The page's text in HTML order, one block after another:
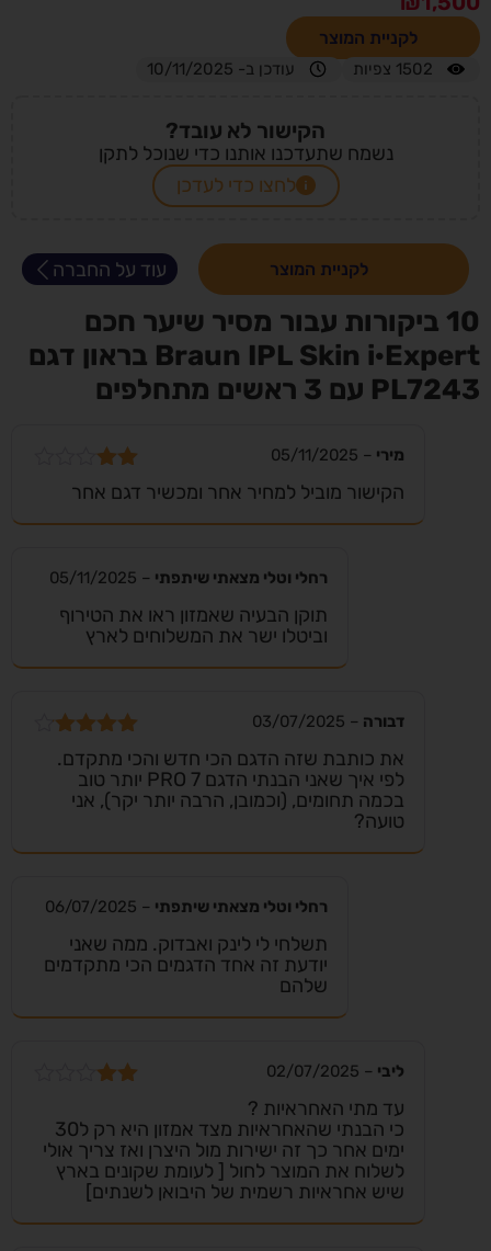
לקניית המוצר
1502 צפיות עודכן ב- 10/11/2025
הקישור לא עובד?
נשמח שתעדכנו אותנו כדי שנוכל לתקן
לחצו כדי לעדכן
לקניית המוצר עוד על החברה
10 ביקורות עבור
מסיר שיער חכם
Braun IPL Skin i·Expert בראון דגם
PL7243 עם 3 ראשים מתחלפים
דורג
2
מתוך
מירי –
05/11/2025
הקישור מוביל למחיר אחר ומכשיר דגם אחר
רחלי וטלי מצאתי שיתפתי –
05/11/2025
תוקן הבעיה שאמזון ראו את הטירוף
וביטלו ישר את המשלוחים לארץ
דורג 4
מתוך 5
דבורה –
03/07/2025
את כותבת שזה הדגם הכי חדש והכי מתקדם.
לפי איך שאני הבנתי הדגם PRO 7 יותר טוב
בכמה תחומים, (וכמובן, הרבה יותר יקר), אני
טועה?
רחלי וטלי מצאתי שיתפתי –
06/07/2025
תשלחי לי לינק ואבדוק. ממה שאני
יודעת זה אחד הדגמים הכי מתקדמים
שלהם
מתוך
5
ליבי –
02/07/2025
עד מתי האחראיות ?
כי הבנתי שהאחראיות מצד אמזון היא רק ל30
ימים אחר כך זה ישירות מול היצרן ואז צריך אולי
לשלוח את המוצר לחול [ לעומת שקונים בארץ
שיש אחראיות רשמית של היבואן לשנתים]